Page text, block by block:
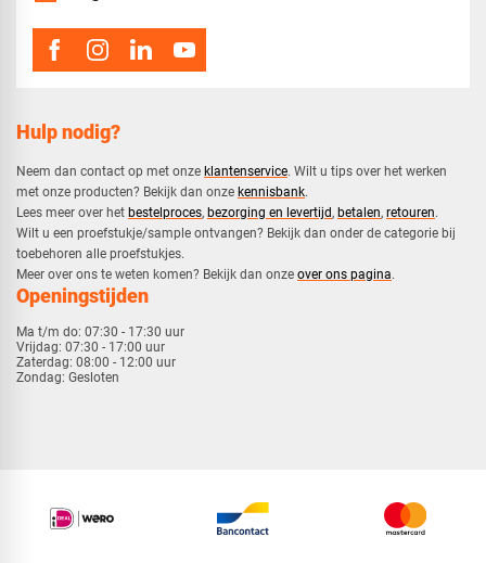
Hulp nodig?
Neem dan contact op met onze klantenservice. Wilt u tips over het werken
met onze producten? Bekijk dan onze kennisbank.
​Lees meer over het bestelproces, bezorging en levertijd, betalen, retouren.​
​Wilt u een proefstukje/sample ontvangen? Bekijk dan onder de categorie bij
toebehoren alle proefstukjes.
​​Meer over ons te weten komen? Bekijk dan onze over ons pagina.
Openingstijden
Ma t/m do: 07:30 - 17:30 uur
Vrijdag: 07:30 - 17:00 uur
Zaterdag: 08:00 - 12:00 uur
Zondag: Gesloten